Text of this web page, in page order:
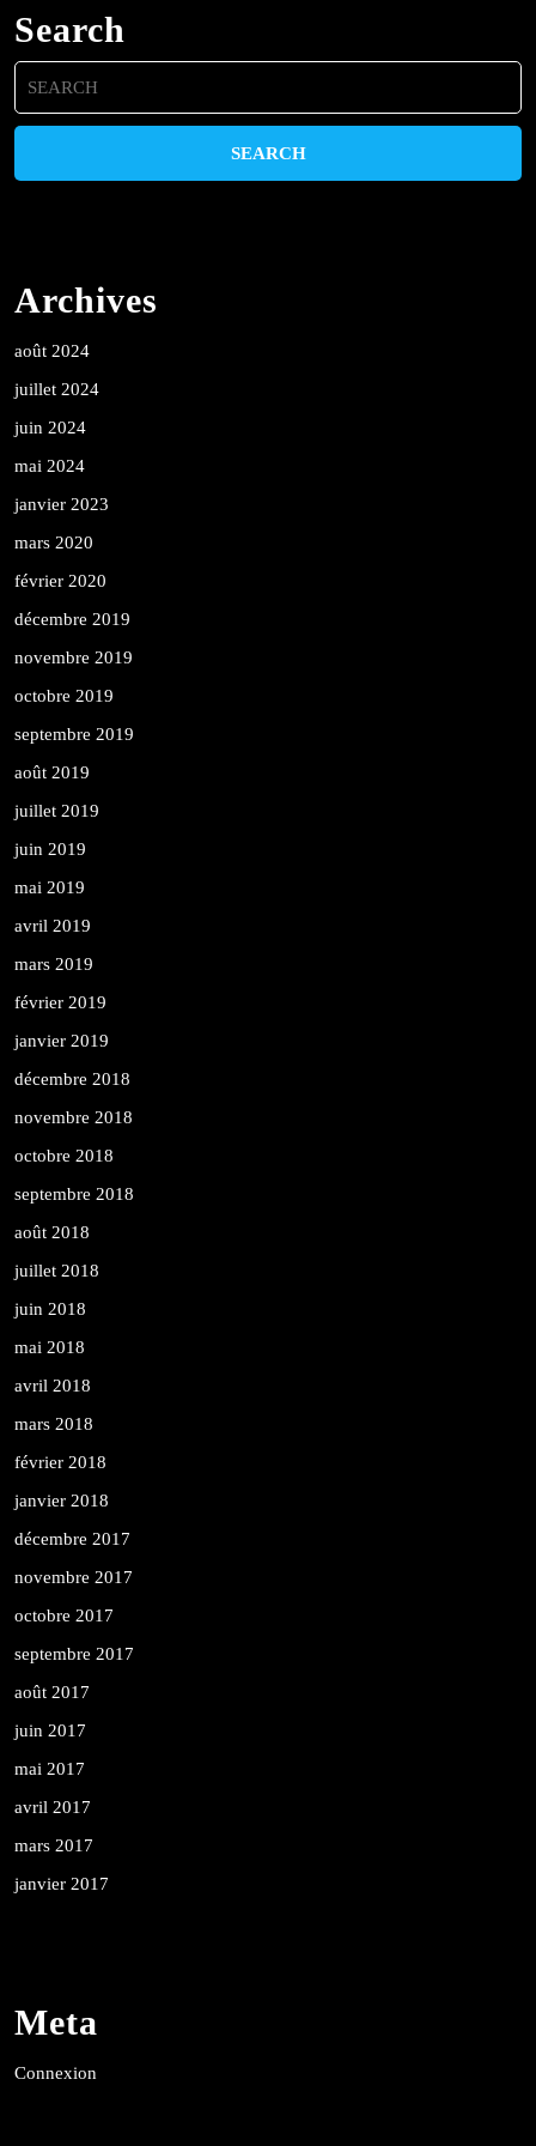
Search
Search
for:
Archives
août 2024
juillet 2024
juin 2024
mai 2024
janvier 2023
mars 2020
février 2020
décembre 2019
novembre 2019
octobre 2019
septembre 2019
août 2019
juillet 2019
juin 2019
mai 2019
avril 2019
mars 2019
février 2019
janvier 2019
décembre 2018
novembre 2018
octobre 2018
septembre 2018
août 2018
juillet 2018
juin 2018
mai 2018
avril 2018
mars 2018
février 2018
janvier 2018
décembre 2017
novembre 2017
octobre 2017
septembre 2017
août 2017
juin 2017
mai 2017
avril 2017
mars 2017
janvier 2017
Meta
Connexion